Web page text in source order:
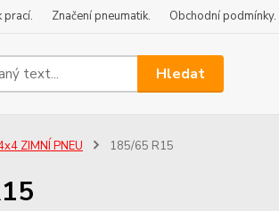
prací. Značení pneumatik. Obchodní podmínky.
Hledat
ZIMNÍ PNEU 185/65 R15